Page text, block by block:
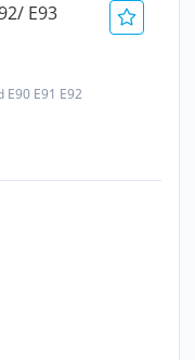
E93
E91 E92